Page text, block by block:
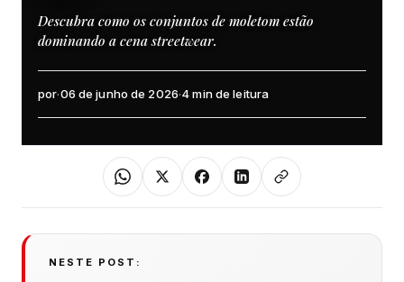
Descubra como os conjuntos de moletom estão
dominando a cena streetwear.
por·06 de junho de 2026·4 min de leitura
NESTE POST: